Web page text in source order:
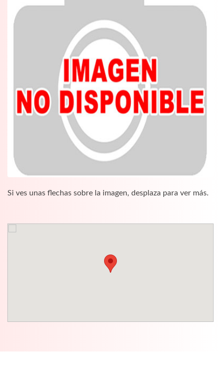
Si ves unas flechas sobre la imagen, desplaza para ver más.